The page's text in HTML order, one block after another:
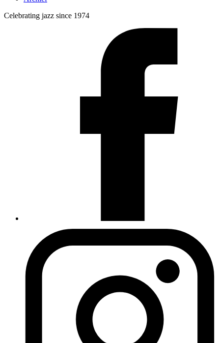
Celebrating jazz since 1974